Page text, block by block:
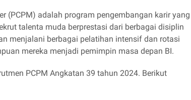
(PCPM) adalah program pengembangan karir yang
talenta muda berprestasi dari berbagai disiplin
menjalani berbagai pelatihan intensif dan rotasi
mereka menjadi pemimpin masa depan BI.
PCPM Angkatan 39 tahun 2024. Berikut